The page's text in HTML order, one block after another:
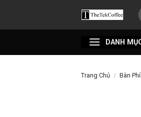
nội
DANH
Trang Chủ / Bàn